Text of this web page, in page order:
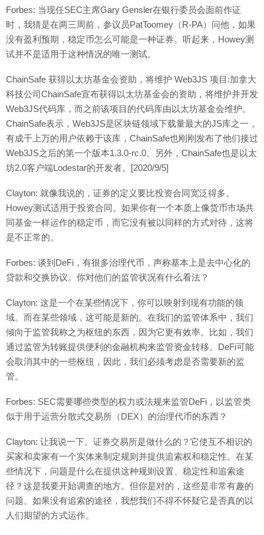
Forbes: 当现任SEC主席Gary Gensler在银行委员会面前作证
时，我猜是在两三周前，参议员PatToomey（R-PA）问他，如果
没有盈利预期，稳定币怎么可能是一种证券。听起来，Howey测
试并不是适用于这种情况的唯一测试。
ChainSafe 获得以太坊基金会资助，将维护 Web3JS 项目:加拿大
科技公司ChainSafe宣布获得以太坊基金会的资助，将维护并开发
Web3JS代码库，而之前该项目的代码库由以太坊基金会维护。
ChainSafe表示，Web3JS是区块链领域下载量最大的JS库之一，
有成千上万的用户依赖于该库，ChainSafe也刚刚发布了他们接过
Web3JS之后的第一个版本1.3.0-rc.0。另外，ChainSafe也是以太
坊2.0客户端Lodestar的开发者。[2020/9/5]
Clayton: 就像我说的，证券的定义要比投资合同宽泛得多。
Howey测试适用于投资合同。如果你有一个本质上像货币市场共
同基金一样运作的稳定币，而它没有被以同样的方式对待，这将
是不正常的。
Forbes: 谈到DeFi，有很多治理代币，声称基本上是去中心化的
贷款和交换协议。你对他们的监管状况有什么看法？
Clayton: 这是一个在某些情况下，你可以映射到现有功能的领
域。而在某些领域，这可能是新的。在我们的监管体系中，我们
倾向于监管我称之为枢纽的东西，因为它更有效率。比如，我们
通过监管为转账提供便利的金融机构来监管资金转移。DeFi可能
会取消其中的一些枢纽，因此，我们必须考虑是否需要新的监
管。
Forbes: SEC需要哪些类型的权力或法规来监管DeFi，以监管类
似于用于运营分散式交易所（DEX）的治理代币的东西？
Clayton: 让我说一下。证券交易所是做什么的？它使互不相识的
买家和卖家有一个实体来制定规则并提供追索权和稳定性。在某
些情况下，问题是什么在提供这种规则设置、稳定性和追索途
径？这是我要开始调查的地方。但你是对的，这些是非常有趣的
问题。如果没有追索的途径，我想我们不得不怀疑它是否真的以
人们期望的方式运作。